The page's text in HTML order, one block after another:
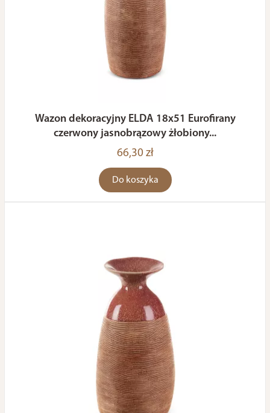
Wazon dekoracyjny ELDA 18x51 Eurofirany
czerwony jasnobrązowy żłobiony...
66,30 zł
Do koszyka